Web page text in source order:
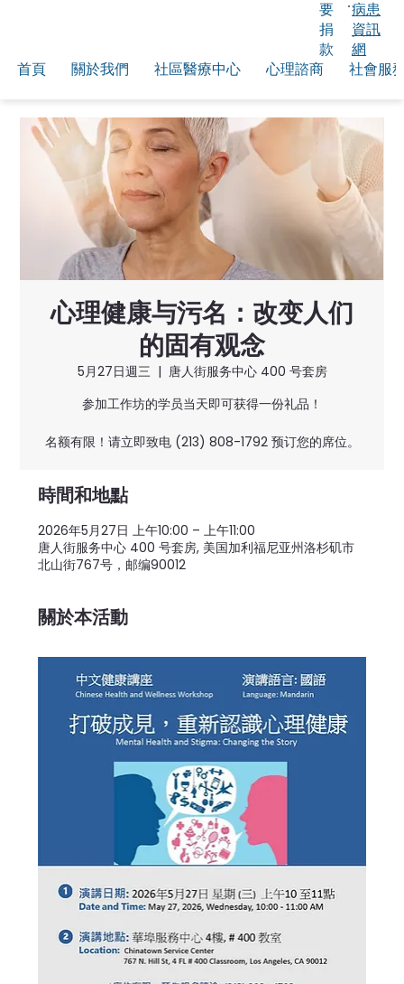
首頁 關於我們 社區醫療中心 心理諮商 社會服
要
捐
款
病患
資訊
網
心理健康与污名：改变人们
的固有观念
5月27日週三
  |
唐人街服务中心 400 号套房
参加工作坊的学员当天即可获得一份礼品！
名额有限！请立即致电 (213) 808-1792 预订您的席位。
時間和地點
2026年5月27日 上午10:00 – 上午11:00
唐人街服务中心 400 号套房, 美国加利福尼亚州洛杉矶市
北山街767号，邮编90012
關於本活動